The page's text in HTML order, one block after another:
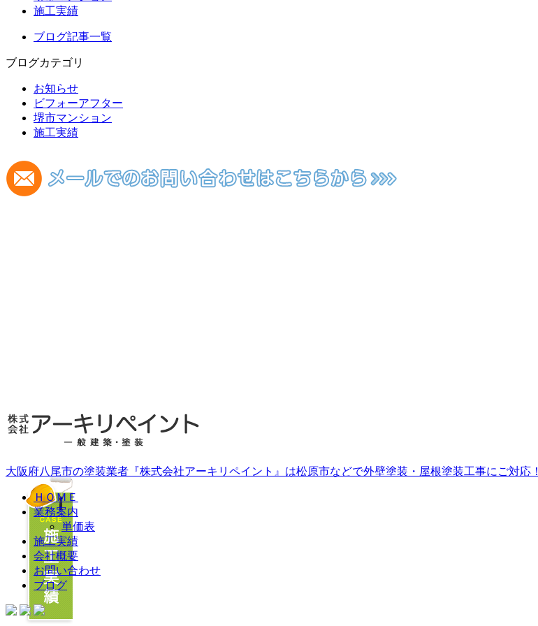
施工実績
ブログ記事一覧
ブログカテゴリ
お知らせ
ビフォーアフター
堺市マンション
施工実績
大阪府八尾市の塗装業者『株式会社アーキリペイント』は松原市などで外壁塗装・屋根塗装工事にご対応！
ＨＯＭＥ
業務案内
単価表
施工実績
会社概要
お問い合わせ
ブログ